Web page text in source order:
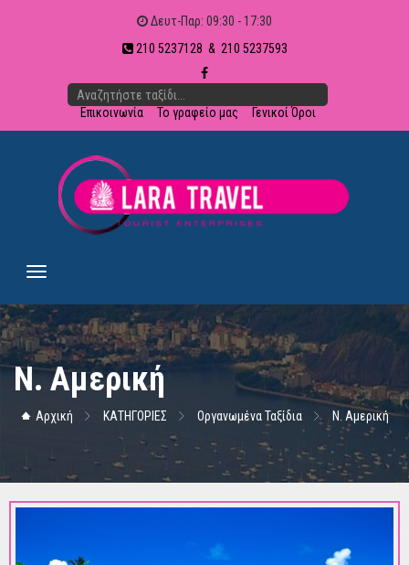
Δευτ-Παρ: 09:30 - 17:30
210 5237128 & 210 5237593
Επικοινωνία Το γραφείο μας Γενικοί Όροι
Ν. Αμερική
Αρχική ΚΑΤΗΓΟΡΙΕΣ Οργανωμένα Ταξίδια Ν. Αμερική